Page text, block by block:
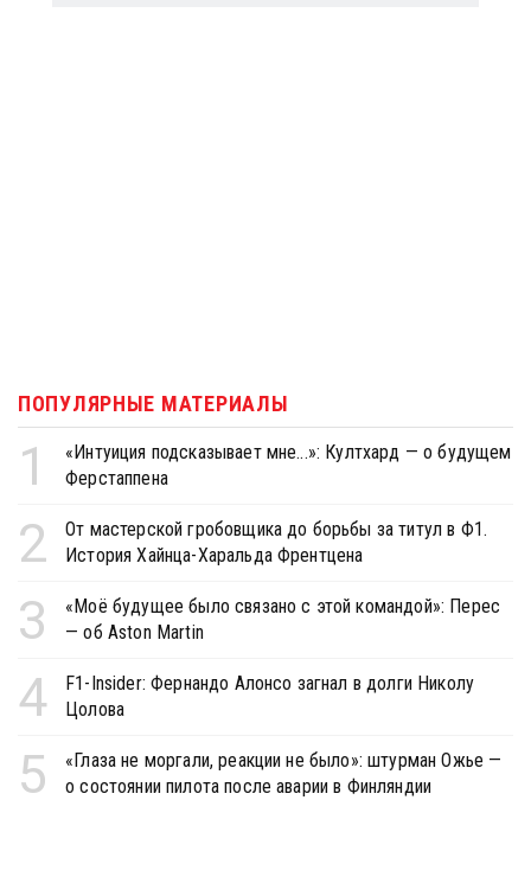
ПОПУЛЯРНЫЕ МАТЕРИАЛЫ
1
«Интуиция подсказывает мне...»: Култхард — о будущем
Ферстаппена
2
От мастерской гробовщика до борьбы за титул в Ф1.
История Хайнца-Харальда Френтцена
3
«Моё будущее было связано с этой командой»: Перес
— об Aston Martin
4
F1-Insider: Фернандо Алонсо загнал в долги Николу
Цолова
5
«Глаза не моргали, реакции не было»: штурман Ожье —
о состоянии пилота после аварии в Финляндии